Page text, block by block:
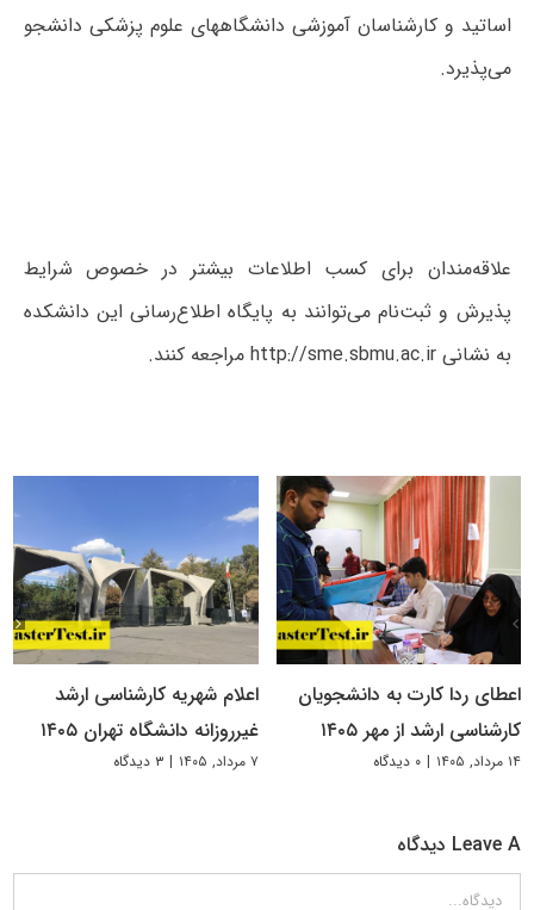
اساتید و کارشناسان آموزشی دانشگاههای علوم پزشکی دانشجو
می‌پذیرد.
علاقه‌مندان برای کسب اطلاعات بیشتر در خصوص شرایط
پذیرش و ثبت‌نام می‌توانند به پایگاه اطلاع‌رسانی این دانشکده
به نشانی http://sme.sbmu.ac.ir مراجعه کنند.
اعطای ردا کارت به دانشجویان
کارشناسی ارشد از مهر ۱۴۰۵
۱۴ مرداد, ۱۴۰۵ | ۰ دیدگاه
اعلام شهریه کارشناسی ارشد
غیرروزانه دانشگاه تهران ۱۴۰۵
۷ مرداد, ۱۴۰۵ | ۳ دیدگاه
Leave A دیدگاه
دیدگاه